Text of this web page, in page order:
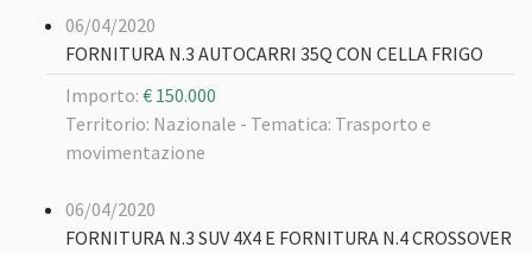
06/04/2020
FORNITURA N.3 AUTOCARRI 35Q CON CELLA FRIGO
Importo: € 150.000
Territorio: Nazionale - Tematica: Trasporto e
movimentazione
06/04/2020
FORNITURA N.3 SUV 4X4 E FORNITURA N.4 CROSSOVER